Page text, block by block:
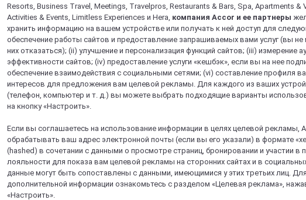
Resorts, Business Travel, Meetings, Travelpros, Restaurants & Bars, Spa, Apartments &
Activities & Events, Limitless Experiences и Hera, компания Accor и ее партнеры
хранить информацию на вашем устройстве или получать к ней доступ для
обеспечение работы сайтов и предоставление запрашиваемых вами услуг (вы
них отказаться); (ii) улучшение и персонализация функций сайтов; (iii) измерение
эффективности сайтов; (iv) предоставление услуги «кешбэк», если вы на нее
обеспечение взаимодействия с социальными сетями; (vi) составление профиля
интересов для предложения вам целевой рекламы. Для каждого из ваших
(телефон, компьютер и т. д.) вы можете выбрать подходящие варианты
на кнопку «Настроить».
Если вы соглашаетесь на использование информации в целях целевой рекламы,
обрабатывать ваш адрес электронной почты (если вы его указали) в формате
(hashed) в сочетании с данными о просмотре страниц, бронировании и участии в
лояльности для показа вам целевой рекламы на сторонних сайтах и в
данные могут быть сопоставлены с данными, имеющимися у этих третьих лиц.
дополнительной информации ознакомьтесь с разделом «Целевая реклама»,
«Настроить».